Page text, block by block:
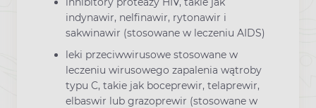
indynawir, nelfinawir, rytonawir i
sakwinawir (stosowane w leczeniu AIDS)
leki przeciwwirusowe stosowane w
leczeniu wirusowego zapalenia wątroby
typu C, takie jak boceprewir, telaprewir,
elbaswir lub grazoprewir (stosowane w